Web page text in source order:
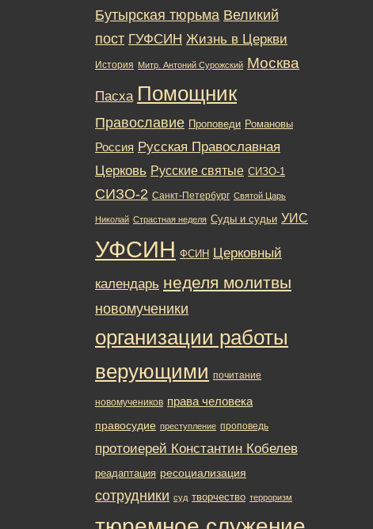
Бутырская тюрьма Великий
пост ГУФСИН Жизнь в Церкви
История Митр. Антоний Сурожский Москва
Пасха Помощник
Православие Проповеди Романовы
Россия Русская Православная
Церковь Русские святые СИЗО-1
СИЗО-2 Санкт-Петербург Святой Царь
Николай Страстная неделя Суды и судьи УИС
УФСИН ФСИН Церковный
календарь неделя молитвы
новомученики
организации работы
верующими почитание
новомучеников права человека
правосудие преступление проповедь
протоиерей Константин Кобелев
реадаптация ресоциализация
сотрудники суд творчество терроризм